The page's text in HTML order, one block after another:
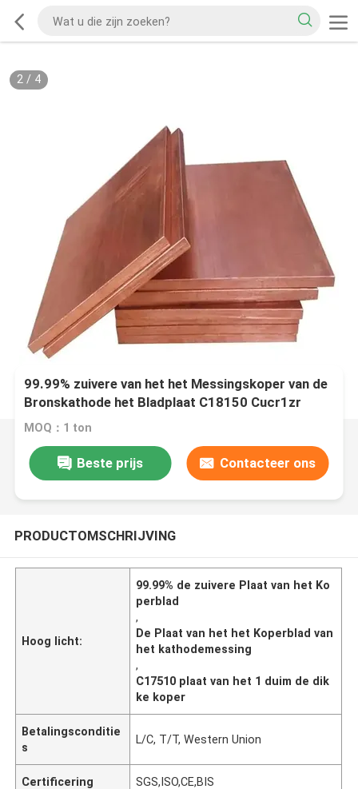
2/ 4
99.99% zuivere van het het Messingskoper van de
Bronskathode het Bladplaat C18150 Cucr1zr
C17510 Plaat van het 1 Duim de Dikke Koper
MOQ：1 ton
Beste prijs Contacteer ons
PRODUCTOMSCHRIJVING
Hoog licht:
99.99% de zuivere Plaat van het Ko
perblad
,
De Plaat van het het Koperblad van
het kathodemessing
,
C17510 plaat van het 1 duim de dik
ke koper
Betalingsconditie
s
L/C, T/T, Western Union
Certificering SGS,ISO,CE,BIS